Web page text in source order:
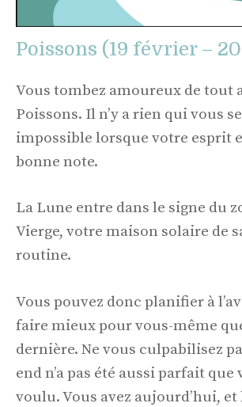
Poissons (19 février –
Vous tombez amoureux de tout
Poissons. Il n’y a rien qui vous
impossible lorsque votre esprit
bonne note.
La Lune entre dans le signe du
Vierge, votre maison solaire de
routine.
Vous pouvez donc planifier à
faire mieux pour vous-même
dernière. Ne vous culpabilisez
end n’a pas été aussi parfait que
voulu. Vous avez aujourd’hui, et